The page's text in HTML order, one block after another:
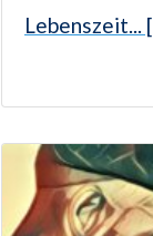
Lebenszeit...